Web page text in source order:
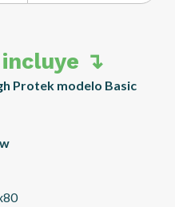
↴
Protek modelo Basic